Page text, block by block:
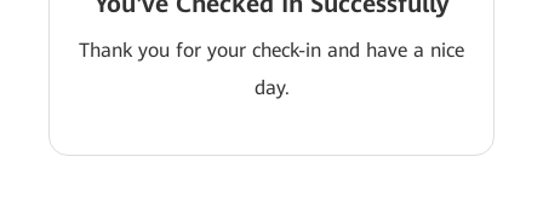
Thank you for your check-in and have a nice
day.